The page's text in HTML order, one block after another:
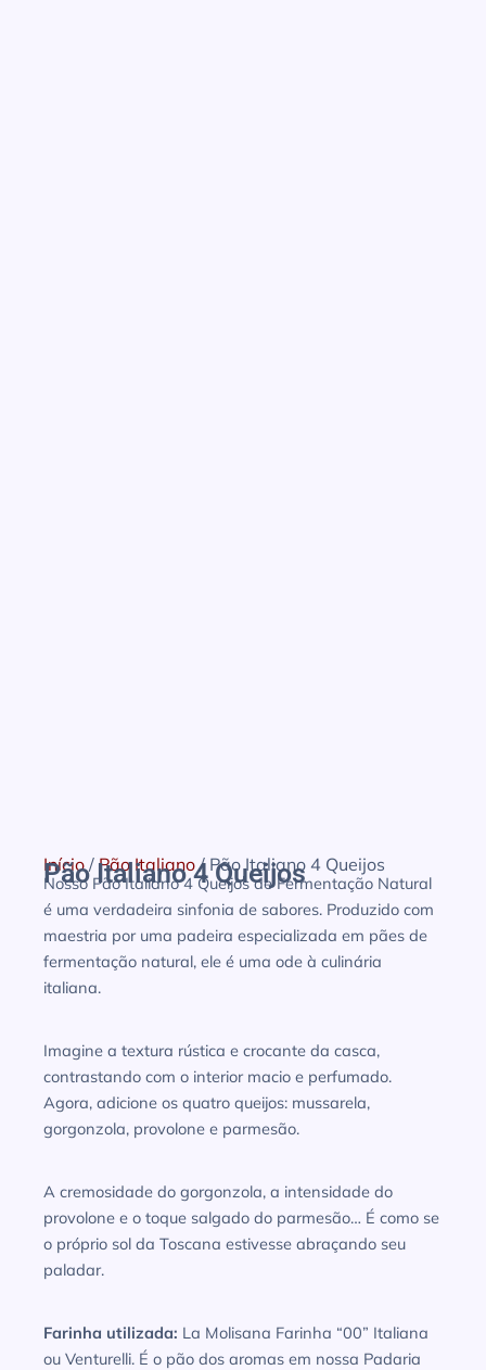
Início/ Pão Italiano/ Pão Italiano 4 Queijos
Pão Italiano 4 Queijos
Nosso Pão Italiano 4 Queijos de Fermentação Natural
é uma verdadeira sinfonia de sabores. Produzido com
maestria por uma padeira especializada em pães de
fermentação natural, ele é uma ode à culinária
italiana.
Imagine a textura rústica e crocante da casca,
contrastando com o interior macio e perfumado.
Agora, adicione os quatro queijos: mussarela,
gorgonzola, provolone e parmesão.
A cremosidade do gorgonzola, a intensidade do
provolone e o toque salgado do parmesão… É como se
o próprio sol da Toscana estivesse abraçando seu
paladar.
Farinha utilizada: La Molisana Farinha “00” Italiana
ou Venturelli. É o pão dos aromas em nossa Padaria